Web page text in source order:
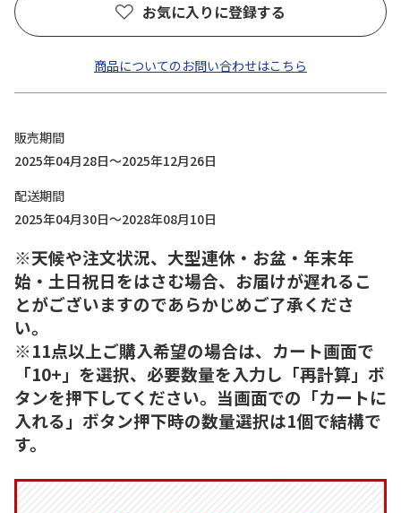
お気に入りに登録する
商品についてのお問い合わせはこちら
販売期間
2025年04月28日～2025年12月26日
配送期間
2025年04月30日～2028年08月10日
※天候や注文状況、大型連休・お盆・年末年
始・土日祝日をはさむ場合、お届けが遅れるこ
とがございますのであらかじめご了承くださ
い。
※11点以上ご購入希望の場合は、カート画面で
「10+」を選択、必要数量を入力し「再計算」ボ
タンを押下してください。当画面での「カートに
入れる」ボタン押下時の数量選択は1個で結構で
す。